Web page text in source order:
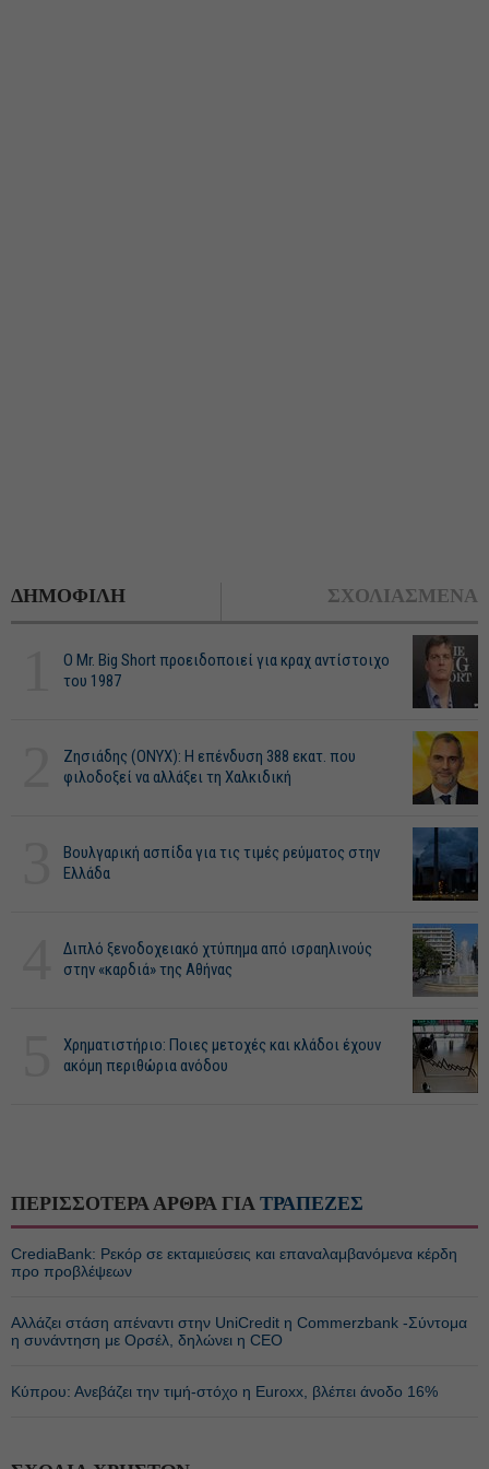
ΔΗΜΟΦΙΛΗ ΣΧΟΛΙΑΣΜΕΝΑ
O Mr. Big Short προειδοποιεί για κραχ αντίστοιχο
του 1987
Ζησιάδης (ONYX): Η επένδυση 388 εκατ. που
φιλοδοξεί να αλλάξει τη Χαλκιδική
Βουλγαρική ασπίδα για τις τιμές ρεύματος στην
Ελλάδα
Διπλό ξενοδοχειακό χτύπημα από ισραηλινούς
στην «καρδιά» της Αθήνας
Χρηματιστήριο: Ποιες μετοχές και κλάδοι έχουν
ακόμη περιθώρια ανόδου
ΠΕΡΙΣΣΟΤΕΡΑ ΑΡΘΡΑ ΓΙΑ ΤΡΑΠΕΖΕΣ
CrediaBank: Ρεκόρ σε εκταμιεύσεις και επαναλαμβανόμενα κέρδη
προ προβλέψεων
Αλλάζει στάση απέναντι στην UniCredit η Commerzbank -Σύντομα
η συνάντηση με Ορσέλ, δηλώνει η CEO
Κύπρου: Ανεβάζει την τιμή-στόχο η Euroxx, βλέπει άνοδο 16%